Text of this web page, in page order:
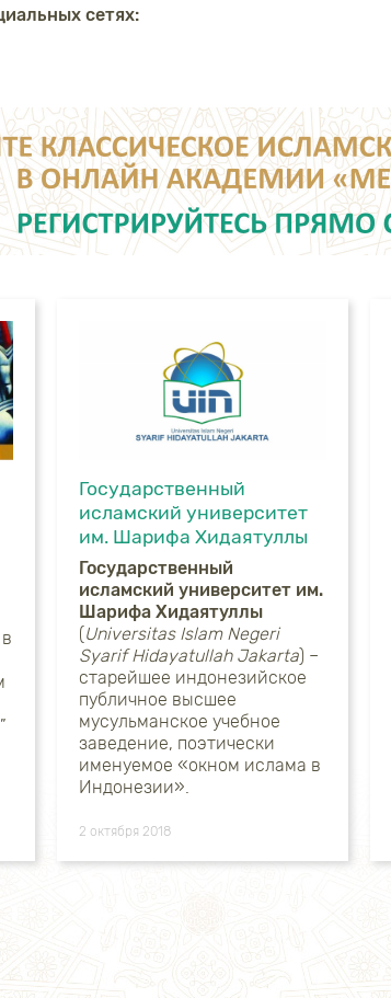
сетях:
Государственный
исламский университет
им. Шарифа Хидаятуллы
Государственный
исламский университет им.
Шарифа Хидаятуллы
(Universitas Islam Negeri
Syarif Hidayatullah Jakarta) –
старейшее индонезийское
публичное высшее
мусульманское учебное
заведение, поэтически
именуемое «окном ислама в
Индонезии».
2 октября 2018